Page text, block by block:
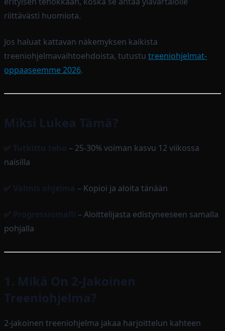
riittävästi huomiota.
Jos haluat kattavan näkemyksen kaikista
treeniohjelmavaihtoehdoista, tutustu treeniohjelmat-
oppaaseemme 2026.
Miksi Lukea Tämä?
✅ Tutkittu teho – 25-30% voiman kasvu 12 viikossa
naisilla
✅ Valmis ohjelma – Kopioi ja aloita tänään
✅ Progressiomalli – Aloittelijasta edistyneeseen samalla
pohjalla
1. Mikä On 2-Jakoinen
Treeniohjelma?
2-jakoinen treeniohjelma jakaa harjoittelun kahteen